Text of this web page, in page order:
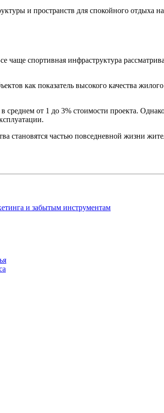
и пространств для спокойного отдыха
спортивная инфраструктура
как показатель высокого качества
от 1 до 3% стоимости проекта.
становятся частью повседневной жизни
и забытым инструментам